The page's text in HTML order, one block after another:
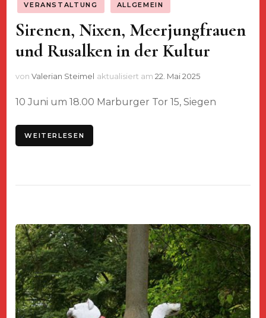
VERANSTALTUNG ALLGEMEIN
Sirenen, Nixen, Meerjungfrauen
und Rusalken in der Kultur
vonValerian Steimel aktualisiert am22. Mai 2025
10 Juni um 18.00 Marburger Tor 15, Siegen
WEITERLESEN